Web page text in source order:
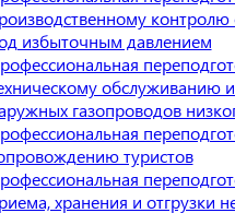
контролю
избыточным давлением
обслуживанию
газопроводов
туристов
хранения и отгрузки